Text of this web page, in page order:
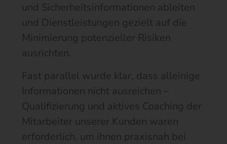
und Sicherheitsinformationen ableiten
und Dienstleistungen gezielt auf die
Minimierung potenzieller Risiken
ausrichten.
Fast parallel wurde klar, dass alleinige
Informationen nicht ausreichen –
Qualifizierung und aktives Coaching der
Mitarbeiter unserer Kunden waren
erforderlich, um ihnen praxisnah bei